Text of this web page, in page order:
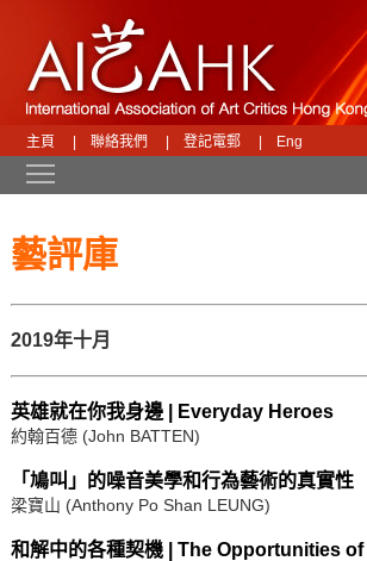
主頁 聯絡我們 登記電郵 Eng
藝評庫
2019年十月
英雄就在你我身邊 | Everyday Heroes
約翰百德 (John BATTEN)
「鳩叫」的噪音美學和行為藝術的真實性
梁寶山 (Anthony Po Shan LEUNG)
和解中的各種契機 | The Opportunities